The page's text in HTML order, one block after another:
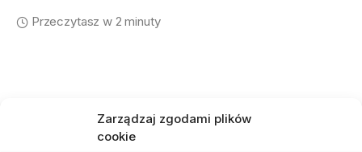
Zarządzaj zgodami plików
cookie
Przeczytasz w 2 minuty